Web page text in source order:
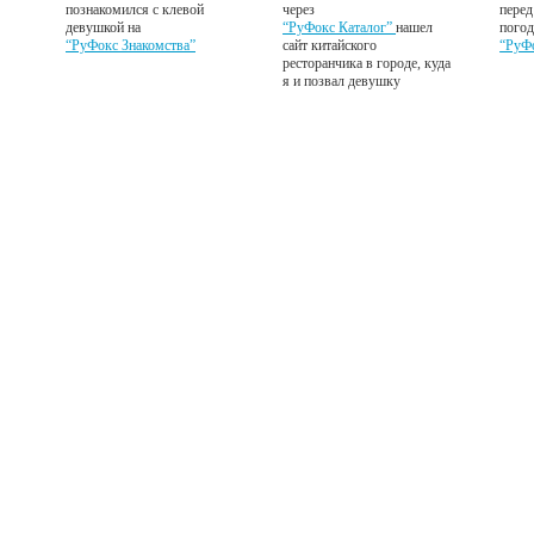
познакомился с клевой
девушкой на
“РуФокс Знакомства”
через
“РуФокс Каталог”нашел
сайт китайского
ресторанчика в городе, куда
я и позвал девушку